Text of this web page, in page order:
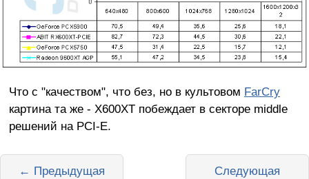
Что с "качеством", что без, но в культовом FarCry
картина та же - X600XT побеждает в секторе middle
решений на PCI-E.
Следующая
← Предыдущая